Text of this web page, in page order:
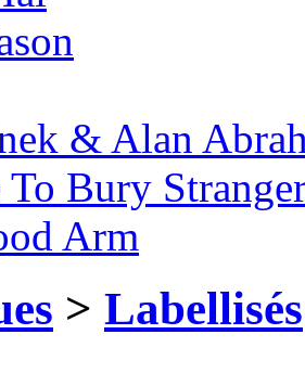
& Alan
To Bury
Arm
> Labellisés